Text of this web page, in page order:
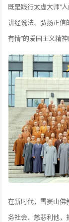
既是践行太虚大师“
讲经说法、弘扬正信
有情”的爱国主义精神
在新时代，雪窦山佛
务社会、慈悲利他，